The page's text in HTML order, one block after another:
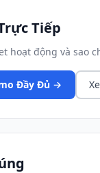
Tiếp
hoạt động và sao
Đầy Đủ →